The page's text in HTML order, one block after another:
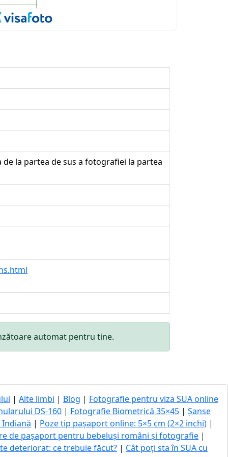
la partea de sus a fotografiei la partea
automat pentru tine.
| Alte limbi | Blog | Fotografie pentru viza SUA online
DS-160 | Fotografie Biometrică 35×45 | Șanse
| Poze tip pașaport online: 5×5 cm (2×2 inchi) |
de pașaport pentru bebeluși români și fotografie |
deteriorat: ce trebuie făcut? | Cât poți sta în SUA cu